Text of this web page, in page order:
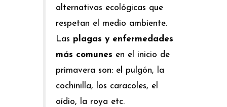
alternativas ecológicas que
respetan el medio ambiente.
Las plagas y enfermedades
más comunes en el inicio de
primavera son: el pulgón, la
cochinilla, los caracoles, el
oídio, la roya etc.